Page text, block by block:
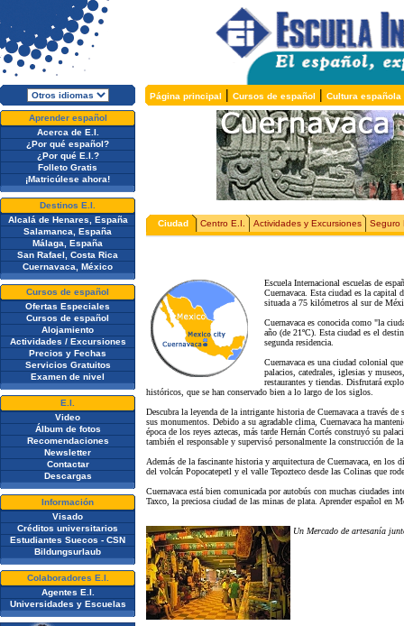
Página principal | Cursos de español | Cultura española
Aprender español
Acerca de E.I.
¿Por qué español?
¿Por qué E.I.?
Folleto Gratis
¡Matricúlese ahora!
Destinos E.I.
Alcalá de Henares, España
Salamanca, España
Málaga, España
San Rafael, Costa Rica
Cuernavaca, México
Cursos de español
Ofertas Especiales
Cursos de español
Alojamiento
Actividades / Excursiones
Precios y Fechas
Servicios Gratuitos
Examen de nivel
E.I.
Video
Álbum de fotos
Recomendaciones
Newsletter
Contactar
Descargas
Información
Visado
Créditos universitarios
Estudiantes Suecos - CSN
Bildungsurlaub
Colaboradores E.I.
Agentes E.I.
Universidades y Escuelas
Ciudad Centro E.I. Actividades y Excursiones Seguro
Escuela Internacional escuelas de
Cuernavaca. Esta ciudad es la capital
situada a 75 kilómetros al sur de
Cuernavaca es conocida como "la
año (de 21ºC). Esta ciudad es el
segunda residencia.
Cuernavaca es una ciudad colonial
palacios, catedrales, iglesias y
restaurantes y tiendas. Disfrutará
históricos, que se han conservado bien a lo largo de los siglos.
Descubra la leyenda de la intrigante historia de Cuernavaca a través
sus monumentos. Debido a su agradable clima, Cuernavaca ha
época de los reyes aztecas, más tarde Hernán Cortés construyó su
también el responsable y supervisó personalmente la construcción de la
Además de la fascinante historia y arquitectura de Cuernavaca, en los
del volcán Popocatepetl y el valle Tepozteco desde las Colinas que
Cuernavaca está bien comunicada por autobús con muchas ciudades
Taxco, la preciosa ciudad de las minas de plata. Aprender español
Un Mercado de artesanía